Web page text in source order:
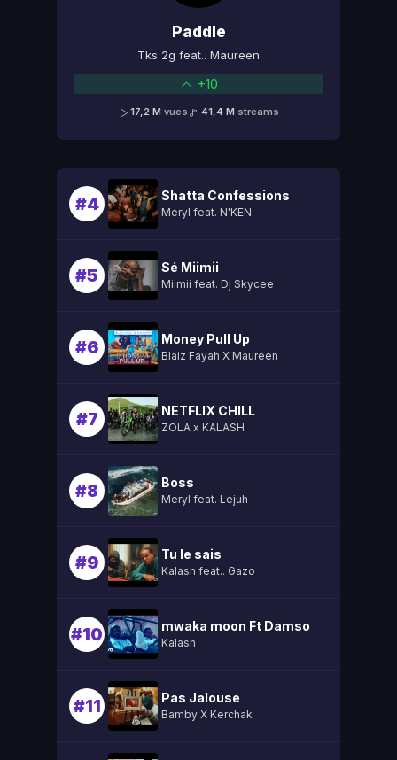
Paddle
Tks 2g feat.. Maureen
+10
17,2 M vues 41,4 M streams
#4 Shatta Confessions
Meryl feat. N'KEN
#5 Sé Miimii
Miimii feat. Dj Skycee
#6 Money Pull Up
Blaiz Fayah X Maureen
#7 NETFLIX CHILL
ZOLA x KALASH
#8 Boss
Meryl feat. Lejuh
#9 Tu le sais
Kalash feat.. Gazo
#10 mwaka moon Ft Damso
Kalash
#11 Pas Jalouse
Bamby X Kerchak